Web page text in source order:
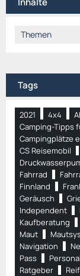
Themen
Tags
2021 4x4
Camping-Tipps
Campingplätze
CS Reisemobil
Fahrrad
Finnland
Geräusch
Independent
Kaufberatung
Maut
Navigation
Pass
Ratgeber